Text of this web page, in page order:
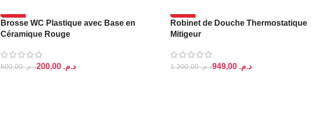
-60%
Brosse WC Plastique avec Base en
Céramique Rouge
د.م.500,00 د.م.
-21%
Robinet de Douche Thermostatique
Mitigeur
د.م.1.200,00 د.م.